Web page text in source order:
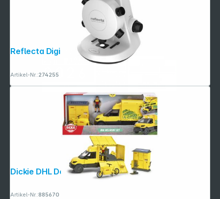
Reflecta DigiMicroscope Vario
Artikel-Nr.:274255
Dickie DHL Delivery Set 203747020
Artikel-Nr.:885670